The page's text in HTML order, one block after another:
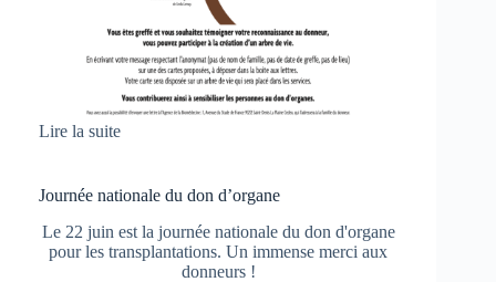
Lire la suite
Journée nationale du don d’organe
Le 22 juin est la journée nationale du don d'organe
pour les transplantations. Un immense merci aux
donneurs !